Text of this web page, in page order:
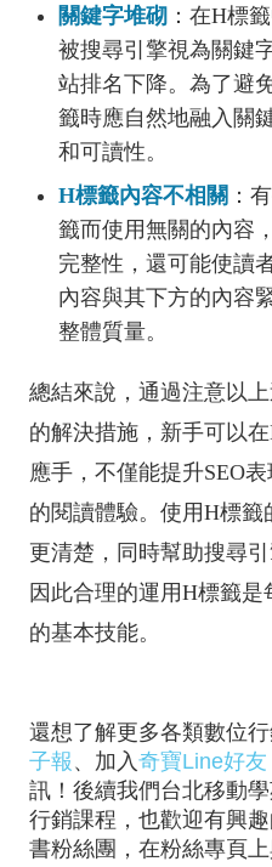
關鍵字堆砌 ：在H標
被搜尋引擎視為關鍵
站排名下降。為了避
籤時應自然地融入關
和可讀性。
H標籤內容不相關 ：
籤而使用無關的內容
完整性，還可能使讀
內容與其下方的內容
整體質量。
總結來說，通過注意以
的解決措施，新手可以
應手，不僅能提升SEO
的閱讀體驗。使用H標
更清楚，同時幫助搜尋
因此合理的運用H標籤
的基本技能。
還想了解更多各類數位
子報 、加入 奇寶Line好友
訊！後續我們台北移動
行銷課程，也歡迎有興
書粉絲團，在粉絲專頁上